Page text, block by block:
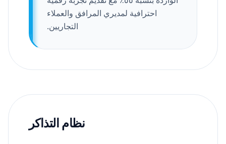
احترافية لمديري المرافق والعملاء
التجاريين.
نظام التذاكر